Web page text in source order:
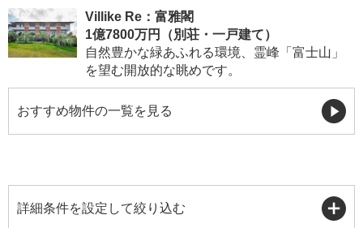
Villike Re：富雅閣
1億7800万円（別荘・一戸建て）
自然豊かな緑あふれる環境、霊峰「富士山」
を望む開放的な眺めです。
おすすめ物件の一覧を見る
詳細条件を設定して絞り込む